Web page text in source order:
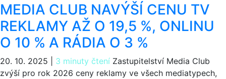
MEDIA CLUB NAVÝŠÍ CENU TV
REKLAMY AŽ O 19,5 %, ONLINU
O 10 % A RÁDIA O 3 %
20. 10. 2025 3 minuty čtení Zastupitelství Media Club
zvýší pro rok 2026 ceny reklamy ve všech mediatypech,